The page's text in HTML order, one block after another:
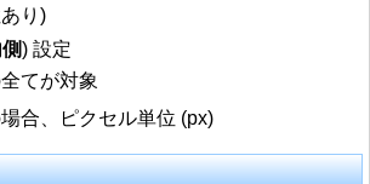
り)
) 設定
てが対象
合、ピクセル単位 (px)